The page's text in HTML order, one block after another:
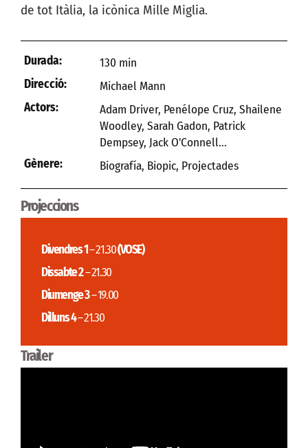
de tot Itàlia, la icònica Mille Miglia.
Durada:
130 min
Direcció:
Michael Mann
Actors:
Adam Driver, Penélope Cruz, Shailene
Woodley, Sarah Gadon, Patrick
Dempsey, Jack O'Connell...
Gènere:
Biografía, Biopic, Projectades
Projeccions
Divendres 1– 21.30(VOSE)
Dissabte 2– 21.30
Diumenge 3– 19.00
Dilluns 4– 21.30
Trailer